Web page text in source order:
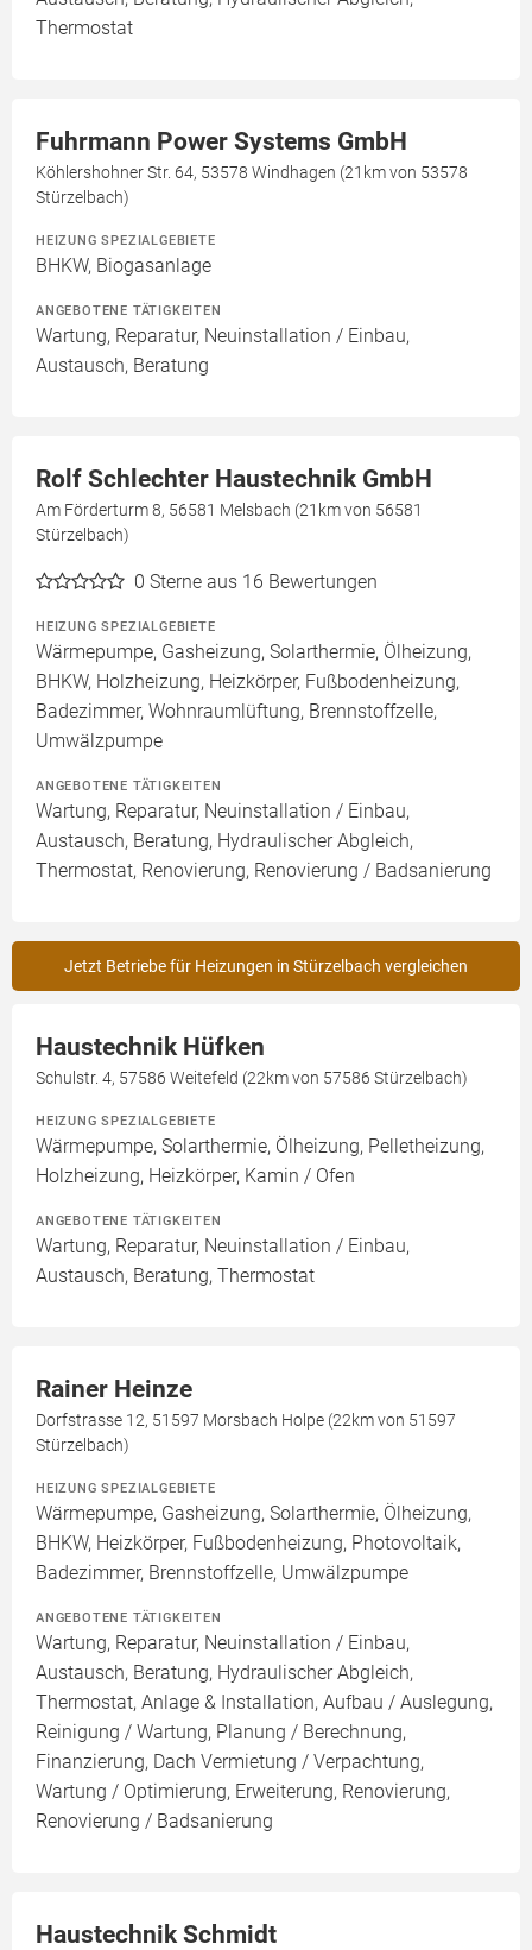
Thermostat
Fuhrmann Power Systems GmbH
Köhlershohner Str. 64, 53578 Windhagen (21km von 53578
Stürzelbach)
HEIZUNG SPEZIALGEBIETE
BHKW, Biogasanlage
ANGEBOTENE TÄTIGKEITEN
Wartung, Reparatur, Neuinstallation / Einbau,
Austausch, Beratung
Rolf Schlechter Haustechnik GmbH
Am Förderturm 8, 56581 Melsbach (21km von 56581
Stürzelbach)
0 Sterne aus 16 Bewertungen
HEIZUNG SPEZIALGEBIETE
Wärmepumpe, Gasheizung, Solarthermie, Ölheizung,
BHKW, Holzheizung, Heizkörper, Fußbodenheizung,
Badezimmer, Wohnraumlüftung, Brennstoffzelle,
Umwälzpumpe
ANGEBOTENE TÄTIGKEITEN
Wartung, Reparatur, Neuinstallation / Einbau,
Austausch, Beratung, Hydraulischer Abgleich,
Thermostat, Renovierung, Renovierung / Badsanierung
Jetzt Betriebe für Heizungen in Stürzelbach vergleichen
Haustechnik Hüfken
Schulstr. 4, 57586 Weitefeld (22km von 57586 Stürzelbach)
HEIZUNG SPEZIALGEBIETE
Wärmepumpe, Solarthermie, Ölheizung, Pelletheizung,
Holzheizung, Heizkörper, Kamin / Ofen
ANGEBOTENE TÄTIGKEITEN
Wartung, Reparatur, Neuinstallation / Einbau,
Austausch, Beratung, Thermostat
Rainer Heinze
Dorfstrasse 12, 51597 Morsbach Holpe (22km von 51597
Stürzelbach)
HEIZUNG SPEZIALGEBIETE
Wärmepumpe, Gasheizung, Solarthermie, Ölheizung,
BHKW, Heizkörper, Fußbodenheizung, Photovoltaik,
Badezimmer, Brennstoffzelle, Umwälzpumpe
ANGEBOTENE TÄTIGKEITEN
Wartung, Reparatur, Neuinstallation / Einbau,
Austausch, Beratung, Hydraulischer Abgleich,
Thermostat, Anlage & Installation, Aufbau / Auslegung,
Reinigung / Wartung, Planung / Berechnung,
Finanzierung, Dach Vermietung / Verpachtung,
Wartung / Optimierung, Erweiterung, Renovierung,
Renovierung / Badsanierung
Haustechnik Schmidt